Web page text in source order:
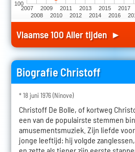
2007
2008
2009
2010
2011
2012
2013
2014
2015
2016
2017
100
Vlaamse 100 Aller tijden ►
Biografie Christoff
* 18 juni 1976 (Ninove)
Christoff De Bolle, of kortweg
een van de populairste stemmen
amusementsmuziek. Zijn liefde
jonge leeftijd: hij volgde